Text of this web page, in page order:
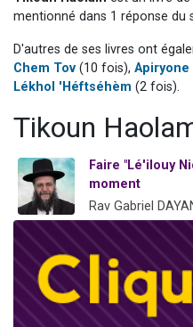
Eli vient de
Lisbel
3 personnes
mentionné dans 1 réponse du
D'autres de ses livres ont
Chem Tov (10 fois), Apiryone
Lékhol 'Héftséhèm (2 fois).
Tikoun
Faire "Lé'ilouy
moment
Rav Gabriel